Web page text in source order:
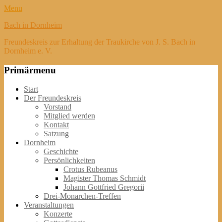
Menu
Bach in Dornheim
Freundeskreis zur Erhaltung der Traukirche von J. S. Bach in
Dornheim e. V.
Primärmenu
Weiter
zum
Start
Der Freundeskreis
Vorstand
Mitglied werden
Kontakt
Satzung
Dornheim
Geschichte
Persönlichkeiten
Crotus Rubeanus
Magister Thomas Schmidt
Johann Gottfried Gregorii
Drei-Monarchen-Treffen
Veranstaltungen
Konzerte